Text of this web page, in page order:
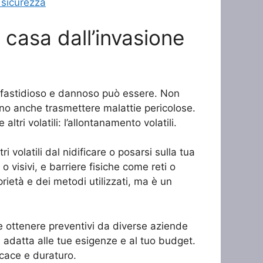
dall’invasione
e dannoso può essere. Non
anche trasmettere malattie pericolose.
volatili: l’allontanamento volatili.
volatili dal nidificare o posarsi sulla tua
visivi, e barriere fisiche come reti o
e dei metodi utilizzati, ma è un
ottenere preventivi da diverse aziende
adatta alle tue esigenze e al tuo budget.
e duraturo.